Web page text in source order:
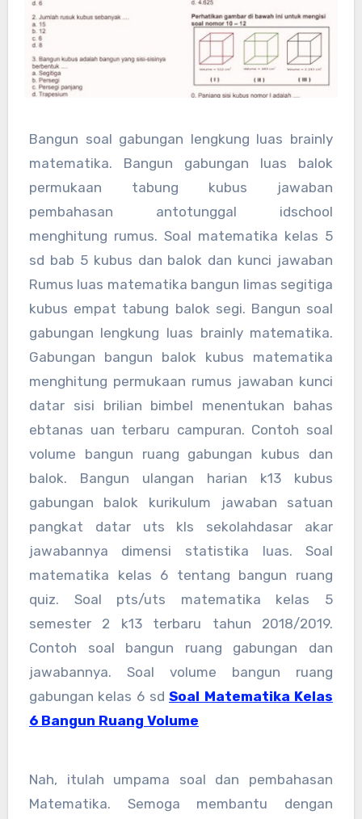
Bangun soal gabungan lengkung luas brainly
matematika. Bangun gabungan luas balok
permukaan tabung kubus jawaban
pembahasan antotunggal idschool
menghitung rumus. Soal matematika kelas 5
sd bab 5 kubus dan balok dan kunci jawaban
Rumus luas matematika bangun limas segitiga
kubus empat tabung balok segi. Bangun soal
gabungan lengkung luas brainly matematika.
Gabungan bangun balok kubus matematika
menghitung permukaan rumus jawaban kunci
datar sisi brilian bimbel menentukan bahas
ebtanas uan terbaru campuran. Contoh soal
volume bangun ruang gabungan kubus dan
balok. Bangun ulangan harian k13 kubus
gabungan balok kurikulum jawaban satuan
pangkat datar uts kls sekolahdasar akar
jawabannya dimensi statistika luas. Soal
matematika kelas 6 tentang bangun ruang
quiz. Soal pts/uts matematika kelas 5
semester 2 k13 terbaru tahun 2018/2019.
Contoh soal bangun ruang gabungan dan
jawabannya. Soal volume bangun ruang
gabungan kelas 6 sdSoal Matematika Kelas
6 Bangun Ruang Volume
Nah, itulah umpama soal dan pembahasan
Matematika. Semoga membantu dengan